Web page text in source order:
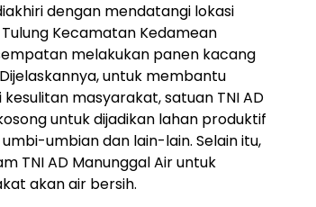
dengan mendatangi lokasi
Kecamatan Kedamean
melakukan panen kacang
untuk membantu
masyarakat, satuan TNI AD
untuk dijadikan lahan produktif
umbian dan lain-lain. Selain itu,
TNI AD Manunggal Air untuk
akan air bersih.